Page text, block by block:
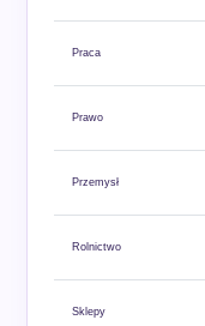
Praca
Prawo
Przemysł
Rolnictwo
Sklepy